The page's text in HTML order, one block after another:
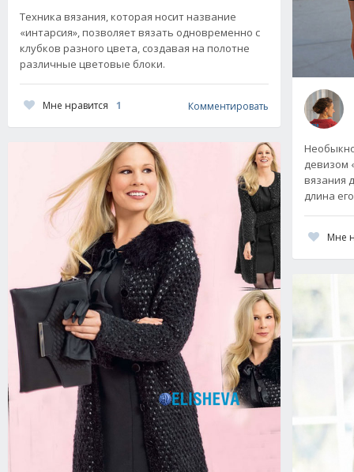
Техника вязания, которая носит название
«интарсия», позволяет вязать одновременно с
клубков разного цвета, создавая на полотне
различные цветовые блоки.
Мне нравится 1 Комментировать
девизом
вязания
длина
Мне